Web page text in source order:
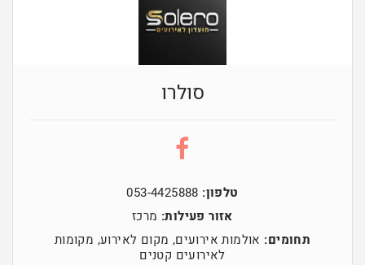
סולרו
טלפון: ‭053-4425888‬
אזור פעילות: מרכז
תחומים: אולמות אירועים, מקום לאירוע, מקומות
לאירועים קטנים